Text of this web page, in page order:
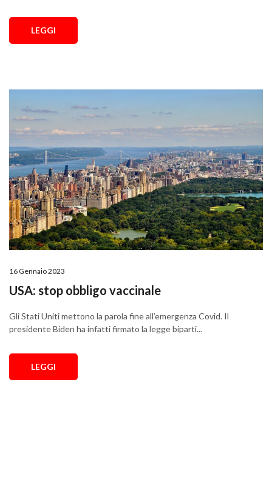
LEGGI
16 Gennaio 2023
USA: stop obbligo vaccinale
Gli Stati Uniti mettono la parola fine all’emergenza Covid. Il
presidente Biden ha infatti firmato la legge biparti...
LEGGI